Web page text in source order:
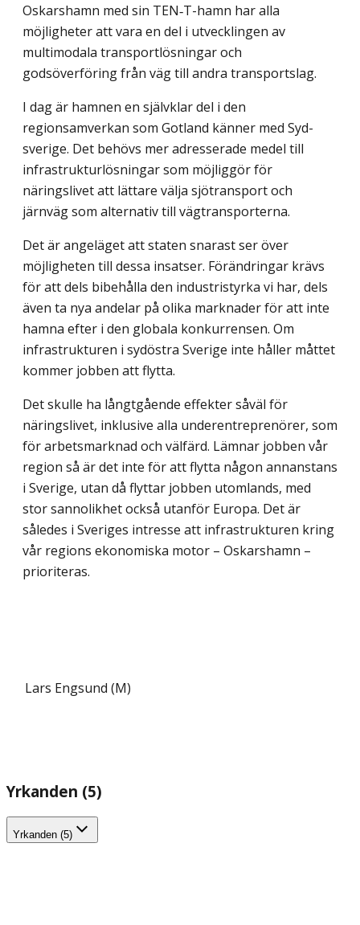
Oskarshamn med sin TEN‑T-hamn har alla
möjligheter att vara en del i utvecklingen av
multimodala transportlösningar och
godsöverföring från väg till andra transportslag.
I dag är hamnen en självklar del i den
regionsamverkan som Gotland känner med Syd­
sverige. Det behövs mer adresserade medel till
infrastrukturlösningar som möjliggör för
näringslivet att lättare välja sjötransport och
järnväg som alternativ till vägtransporterna.
Det är angeläget att staten snarast ser över
möjligheten till dessa insatser. Förändringar krävs
för att dels bibehålla den industristyrka vi har, dels
även ta nya andelar på olika marknader för att inte
hamna efter i den globala konkurrensen. Om
infrastrukturen i sydöstra Sverige inte håller måttet
kommer jobben att flytta.
Det skulle ha långtgående effekter såväl för
näringslivet, inklusive alla underentrepre­nörer, som
för arbetsmarknad och välfärd. Lämnar jobben vår
region så är det inte för att flytta någon annanstans
i Sverige, utan då flyttar jobben utomlands, med
stor sanno­likhet också utanför Europa. Det är
således i Sveriges intresse att infrastrukturen kring
vår regions ekonomiska motor – Oskarshamn –
prioriteras.
Lars Engsund (M)
Yrkanden (5)
Yrkanden (5)